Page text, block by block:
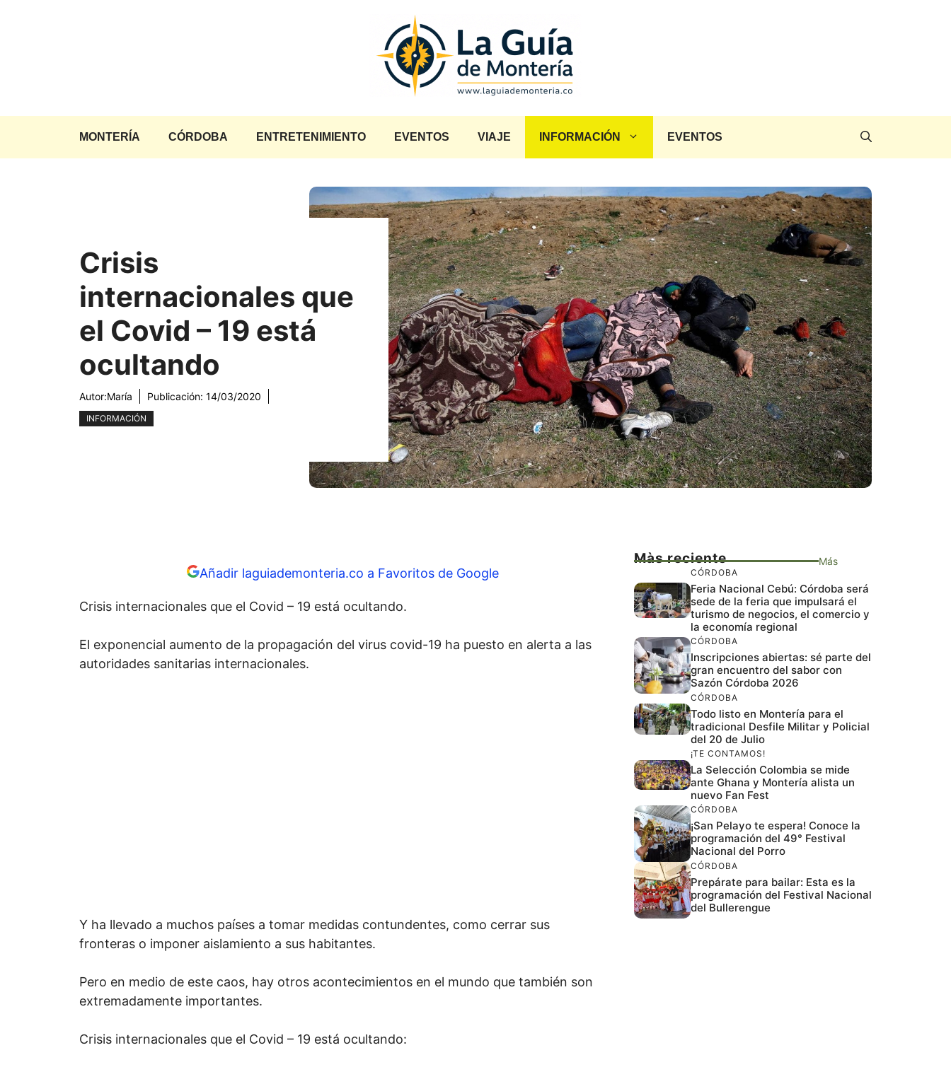
MONTERÍA CÓRDOBA ENTRETENIMIENTO EVENTOS VIAJE INFORMACIÓN EVENTOS
Crisis
internacionales que
el Covid – 19 está
ocultando
Autor:María Publicación: 14/03/2020
INFORMACIÓN
Añadir laguiademonteria.co a Favoritos de Google
Crisis internacionales que el Covid – 19 está ocultando.
El exponencial aumento de la propagación del virus covid-19 ha puesto en alerta a las
autoridades sanitarias internacionales.
Y ha llevado a muchos países a tomar medidas contundentes, como cerrar sus
fronteras o imponer aislamiento a sus habitantes.
Pero en medio de este caos, hay otros acontecimientos en el mundo que también son
extremadamente importantes.
Crisis internacionales que el Covid – 19 está ocultando:
Màs reciente Más
CÓRDOBA
Feria Nacional Cebú: Córdoba será
sede de la feria que impulsará el
turismo de negocios, el comercio y
la economía regional
CÓRDOBA
Inscripciones abiertas: sé parte del
gran encuentro del sabor con
Sazón Córdoba 2026
CÓRDOBA
Todo listo en Montería para el
tradicional Desfile Militar y Policial
del 20 de Julio
¡TE CONTAMOS!
La Selección Colombia se mide
ante Ghana y Montería alista un
nuevo Fan Fest
CÓRDOBA
¡San Pelayo te espera! Conoce la
programación del 49° Festival
Nacional del Porro
CÓRDOBA
Prepárate para bailar: Esta es la
programación del Festival Nacional
del Bullerengue